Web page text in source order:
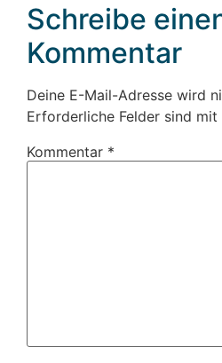
Schreibe
Kommentar
Deine E-Mail-Adresse wird
Erforderliche Felder sind mit
Kommentar *